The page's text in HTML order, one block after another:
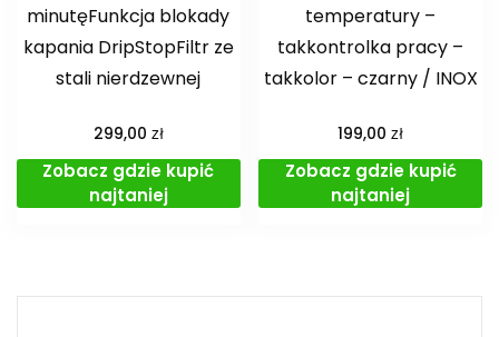
minutęFunkcja blokady
kapania DripStopFiltr ze
stali nierdzewnej
299,00 zł
Zobacz gdzie kupić
najtaniej
temperatury –
takkontrolka pracy –
takkolor – czarny / INOX
199,00zł
Zobacz gdzie kupić
najtaniej